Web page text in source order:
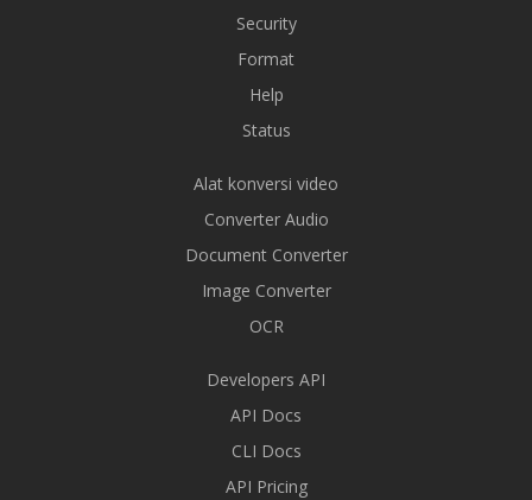
Security
Format
Help
Status
Alat konversi video
Converter Audio
Document Converter
Image Converter
OCR
Developers API
API Docs
CLI Docs
API Pricing